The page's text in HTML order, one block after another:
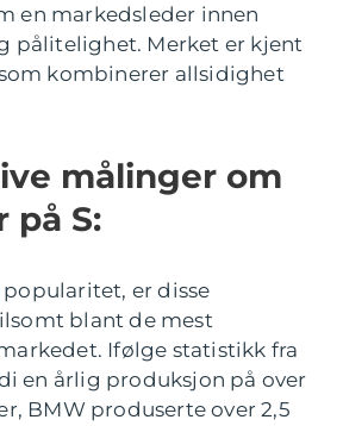
en markedsleder innen
pålitelighet. Merket er kjent
kombinerer allsidighet
målinger om
på S:
er disse
blant de mest
Ifølge statistikk fra
en årlig produksjon på over
BMW produserte over 2,5